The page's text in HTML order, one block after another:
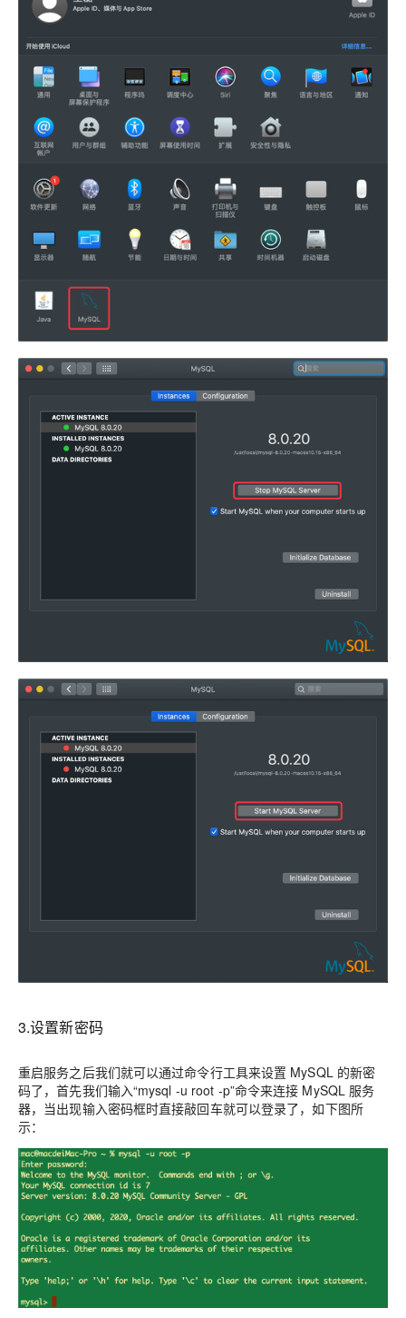
3.设置新密码
重启服务之后我们就可以通过命令行工具来设置 MySQL 的新密
码了，首先我们输入“mysql -u root -p”命令来连接 MySQL 服务
器，当出现输入密码框时直接敲回车就可以登录了，如下图所
示：